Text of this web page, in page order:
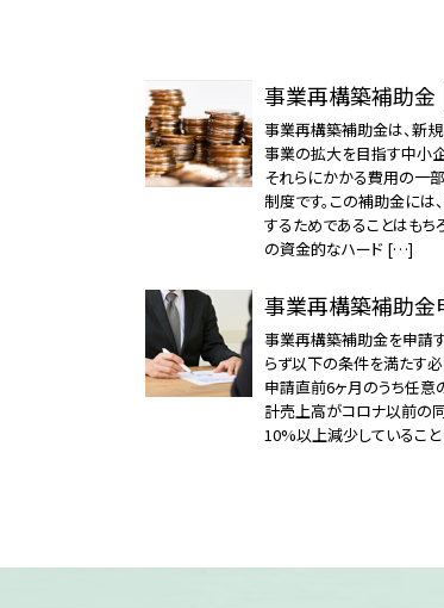
事業再構築補助金
事業再構築補助金は、新
事業の拡大を目指す中小
それらにかかる費用の一
制度です。この補助金には
するためであることはもち
の資金的なハード […]
事業再構築補助金
事業再構築補助金を申請
らず以下の条件を満たす
申請直前6ヶ月のうち任意
計売上高がコロナ以前の
10%以上減少しているこ